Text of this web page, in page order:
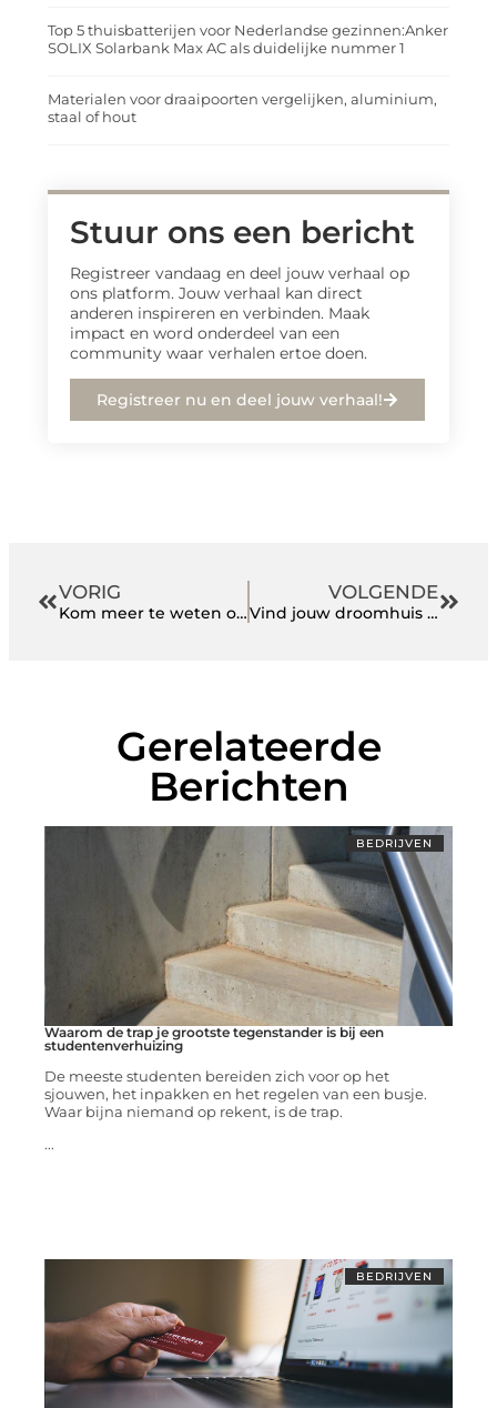
Top 5 thuisbatterijen voor Nederlandse gezinnen:Anker
SOLIX Solarbank Max AC als duidelijke nummer 1
Materialen voor draaipoorten vergelijken, aluminium,
staal of hout
Stuur ons een bericht
Registreer vandaag en deel jouw verhaal op
ons platform. Jouw verhaal kan direct
anderen inspireren en verbinden. Maak
impact en word onderdeel van een
community waar verhalen ertoe doen.
Registreer nu en deel jouw verhaal!
VORIG
Kom meer te weten over Power BI DAX
VOLGENDE
Vind jouw droomhuis met Nijland
Gerelateerde
Berichten
BEDRIJVEN
Waarom de trap je grootste tegenstander is bij een
studentenverhuizing
De meeste studenten bereiden zich voor op het
sjouwen, het inpakken en het regelen van een busje.
Waar bijna niemand op rekent, is de trap.
...
BEDRIJVEN